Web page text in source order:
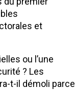
et
ou l’une
? Les
t-il démoli parce